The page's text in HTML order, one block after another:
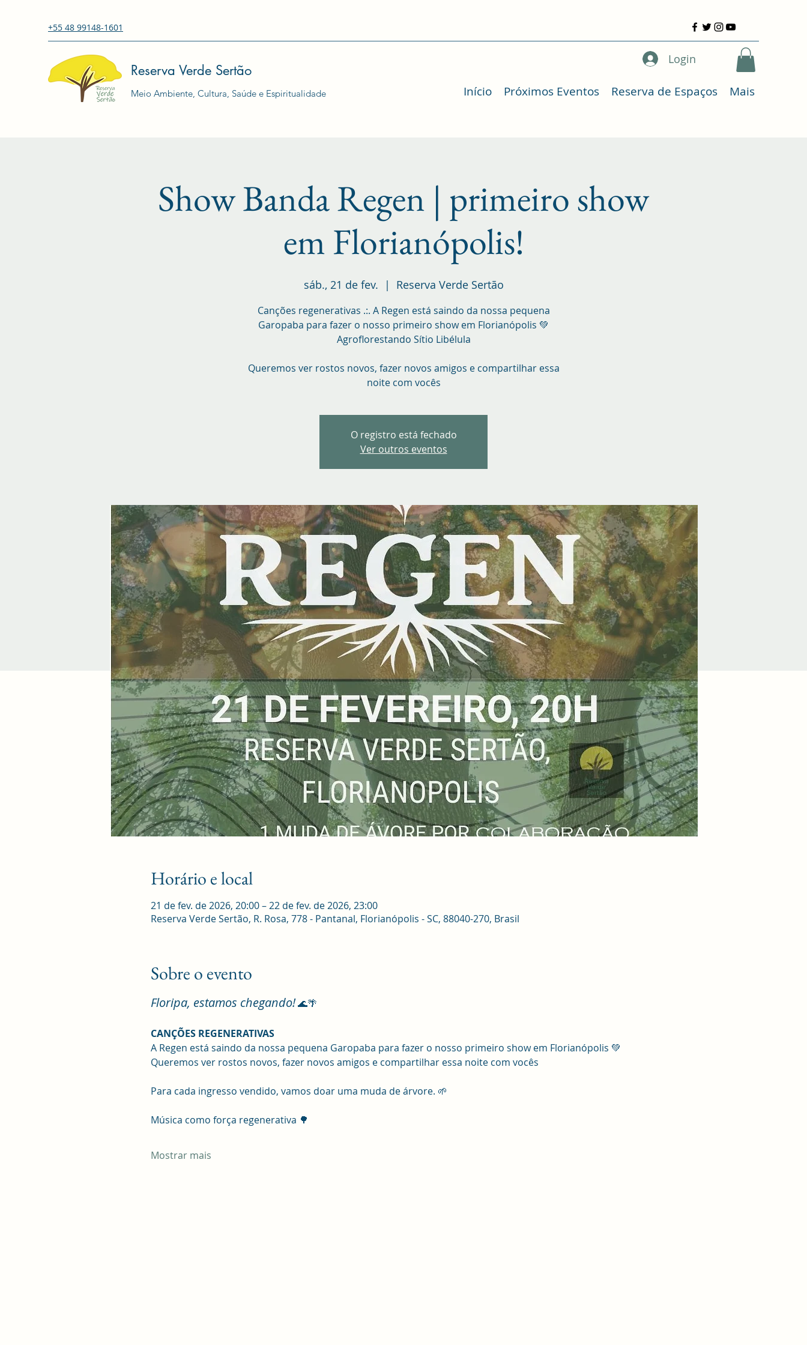
+55 48 99148-1601
Reserva Verde Sertão
Meio Ambiente, Cultura, Saúde e Espiritualidade
Login
Início Próximos Eventos Reserva de Espaços Mais
Show Banda Regen | primeiro show
em Florianópolis!
sáb., 21 de fev.
  |
Reserva Verde Sertão
Canções regenerativas .:. A Regen está saindo da nossa pequena
Garopaba para fazer o nosso primeiro show em Florianópolis 💚
Agroflorestando Sítio Libélula
Queremos ver rostos novos, fazer novos amigos e compartilhar essa
noite com vocês
O registro está fechado
Ver outros eventos
Horário e local
21 de fev. de 2026, 20:00 – 22 de fev. de 2026, 23:00
Reserva Verde Sertão, R. Rosa, 778 - Pantanal, Florianópolis - SC, 88040-270, Brasil
Sobre o evento
Floripa, estamos chegando! 🌊🌴
CANÇÕES REGENERATIVAS
A Regen está saindo da nossa pequena Garopaba para fazer o nosso primeiro show em Florianópolis 💚
Queremos ver rostos novos, fazer novos amigos e compartilhar essa noite com vocês
Para cada ingresso vendido, vamos doar uma muda de árvore. 🌱
Música como força regenerativa 🌳
Mostrar mais